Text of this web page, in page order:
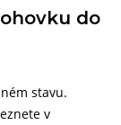
do
stavu.
v